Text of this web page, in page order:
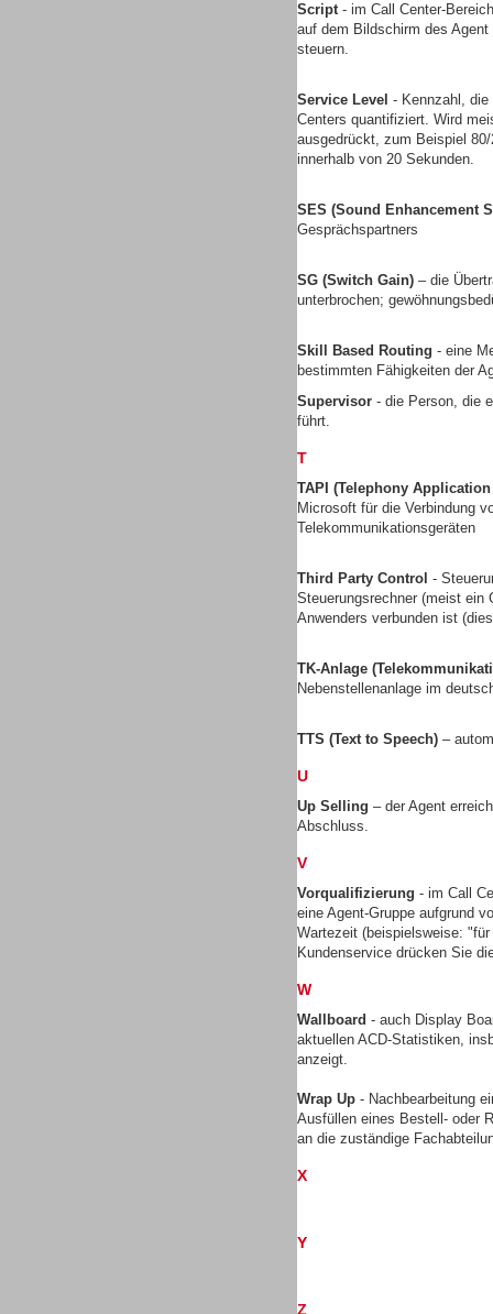
Script- im Call Center-
auf dem Bildschirm des
steuern.
Service Level - Kennzahl,
Centers quantifiziert. Wird
ausgedrückt, zum Beispiel
innerhalb von 20 Sekunden.
SES (Sound Enhancement
Gesprächspartners
SG (Switch Gain) – die
unterbrochen;
Skill Based Routing - eine
bestimmten Fähigkeiten der
Supervisor - die Person, die
führt.
T
TAPI (Telephony
Microsoft für die Verbindung
Telekommunikationsgeräten
Third Party Control -
Steuerungsrechner (meist ein
Anwenders verbunden ist
TK-Anlage
Nebenstellenanlage im
TTS (Text to Speech) –
U
Up Selling – der Agent
Abschluss.
V
Vorqualifizierung - im Call
eine Agent-Gruppe aufgrund
Wartezeit (beispielsweise:
Kundenservice drücken Sie
W
Wallboard - auch Display
aktuellen ACD-Statistiken,
anzeigt.
Wrap Up - Nachbearbeitung
Ausfüllen eines Bestell- oder
an die zuständige
X
Y
Z